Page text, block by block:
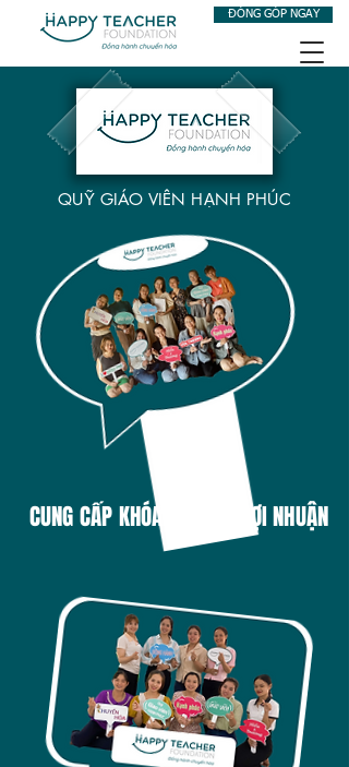
ĐÓNG GÓP NGAY
QUỸ GIÁO VIÊN HẠNH PHÚC
CUNG CẤP KHÓA HỌC PHI LỢI NHUẬN